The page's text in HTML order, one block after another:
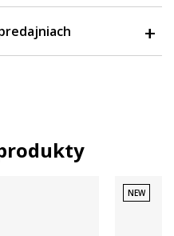
NEW